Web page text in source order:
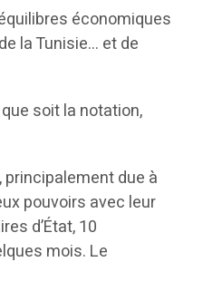
économiques
la Tunisie… et de
soit la notation,
principalement due à
pouvoirs avec leur
d’État, 10
mois. Le